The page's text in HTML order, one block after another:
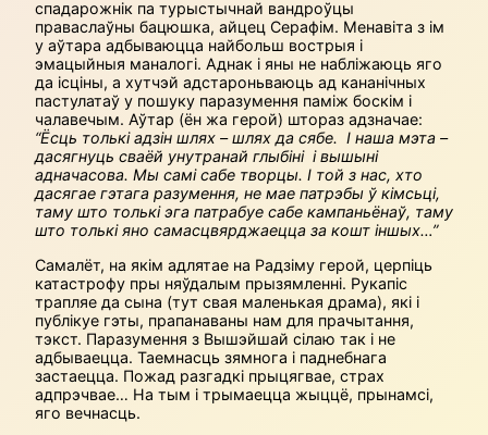
спадарожнік па турыстычнай вандроўцы
праваслаўны бацюшка, айцец Серафім. Менавіта з ім
у аўтара адбываюцца найбольш вострыя і
эмацыйныя маналогі. Аднак і яны не набліжаюць яго
да ісціны, а хутчэй адстароньваюць ад кананічных
пастулатаў у пошуку паразумення паміж боскім і
чалавечым. Аўтар (ён жа герой) штораз адзначае:
“Ёсць толькі адзін шлях – шлях да сябе. І наша мэта –
дасягнуць сваёй унутранай глыбіні і вышыні
адначасова. Мы самі сабе творцы. І той з нас, хто
дасягае гэтага разумення, не мае патрэбы ў кімсьці,
таму што толькі эга патрабуе сабе кампаньёнаў, таму
што толькі яно самасцвярджаецца за кошт іншых…”
Самалёт, на якім адлятае на Радзіму герой, церпіць
катастрофу пры няўдалым прызямленні. Рукапіс
трапляе да сына (тут свая маленькая драма), які і
публікуе гэты, прапанаваны нам для прачытання,
тэкст. Паразумення з Вышэйшай сілаю так і не
адбываецца. Таемнасць зямнога і паднебнага
застаецца. Пожад разгадкі прыцягвае, страх
адпрэчвае… На тым і трымаецца жыццё, прынамсі,
яго вечнасць.